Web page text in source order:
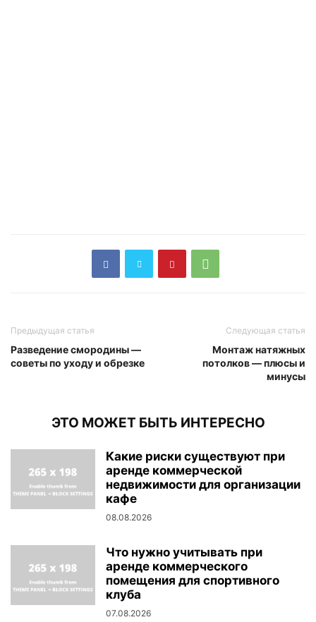
Предыдущая статья
Разведение смородины —
советы по уходу и обрезке
Следующая статья
Монтаж натяжных
потолков — плюсы и
минусы
ЭТО МОЖЕТ БЫТЬ ИНТЕРЕСНО
Какие риски существуют при
аренде коммерческой
недвижимости для организации
кафе
08.08.2026
Что нужно учитывать при
аренде коммерческого
помещения для спортивного
клуба
07.08.2026